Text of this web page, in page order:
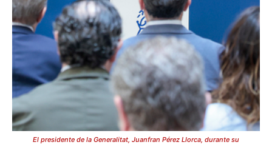
El presidente de la Generalitat, Juanfran Pérez Llorca, durante su